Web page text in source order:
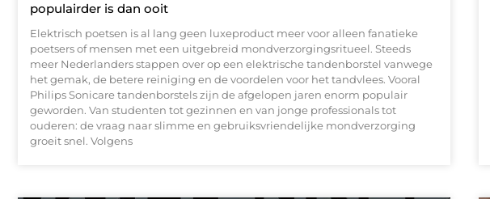
populairder is dan ooit
Elektrisch poetsen is al lang geen luxeproduct meer voor alleen fanatieke
poetsers of mensen met een uitgebreid mondverzorgingsritueel. Steeds
meer Nederlanders stappen over op een elektrische tandenborstel vanwege
het gemak, de betere reiniging en de voordelen voor het tandvlees. Vooral
Philips Sonicare tandenborstels zijn de afgelopen jaren enorm populair
geworden. Van studenten tot gezinnen en van jonge professionals tot
ouderen: de vraag naar slimme en gebruiksvriendelijke mondverzorging
groeit snel. Volgens